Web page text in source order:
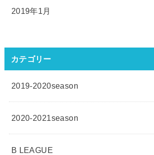
2019年1月
カテゴリー
2019-2020season
2020-2021season
B LEAGUE